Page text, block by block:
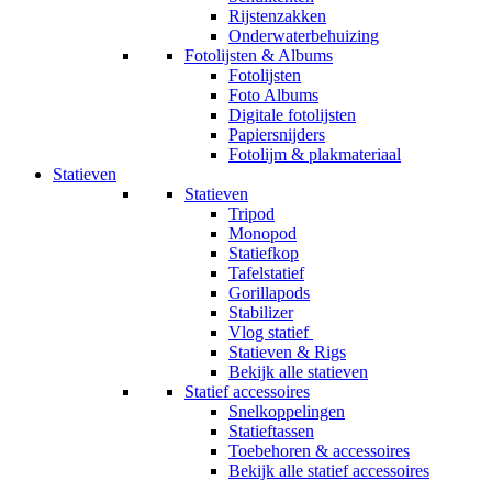
Rijstenzakken
Onderwaterbehuizing
Fotolijsten & Albums
Fotolijsten
Foto Albums
Digitale fotolijsten
Papiersnijders
Fotolijm & plakmateriaal
Statieven
Statieven
Tripod
Monopod
Statiefkop
Tafelstatief
Gorillapods
Stabilizer
Vlog statief
Statieven & Rigs
Bekijk alle statieven
Statief accessoires
Snelkoppelingen
Statieftassen
Toebehoren & accessoires
Bekijk alle statief accessoires